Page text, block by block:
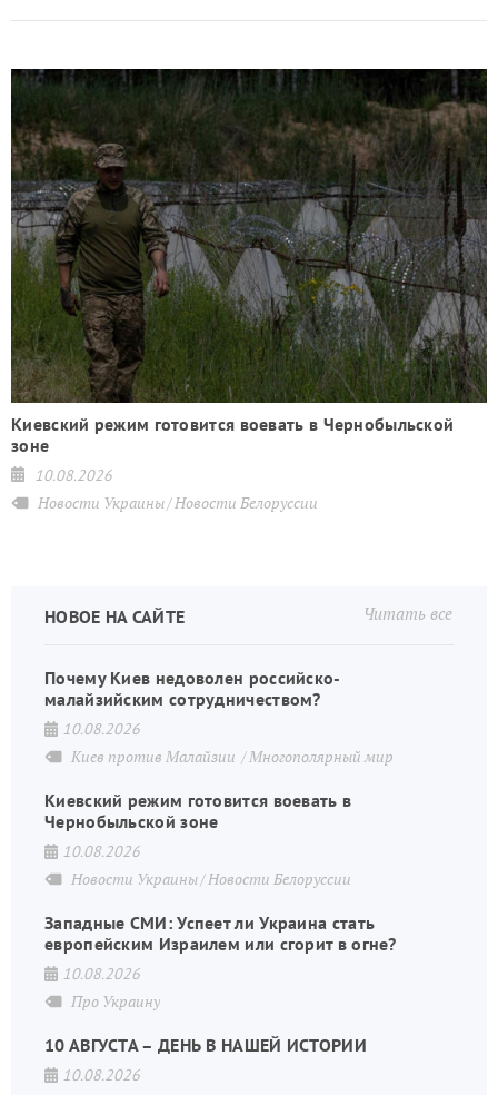
Киевский режим готовится воевать в Чернобыльской
зоне
10.08.2026
Новости Украины Новости Белоруссии
Читать все
НОВОЕ НА САЙТЕ
Почему Киев недоволен российско-
малайзийским сотрудничеством?
10.08.2026
Киев против Малайзии Многополярный мир
Киевский режим готовится воевать в
Чернобыльской зоне
10.08.2026
Новости Украины Новости Белоруссии
Западные СМИ: Успеет ли Украина стать
европейским Израилем или сгорит в огне?
10.08.2026
Про Украину
10 АВГУСТА – ДЕНЬ В НАШЕЙ ИСТОРИИ
10.08.2026